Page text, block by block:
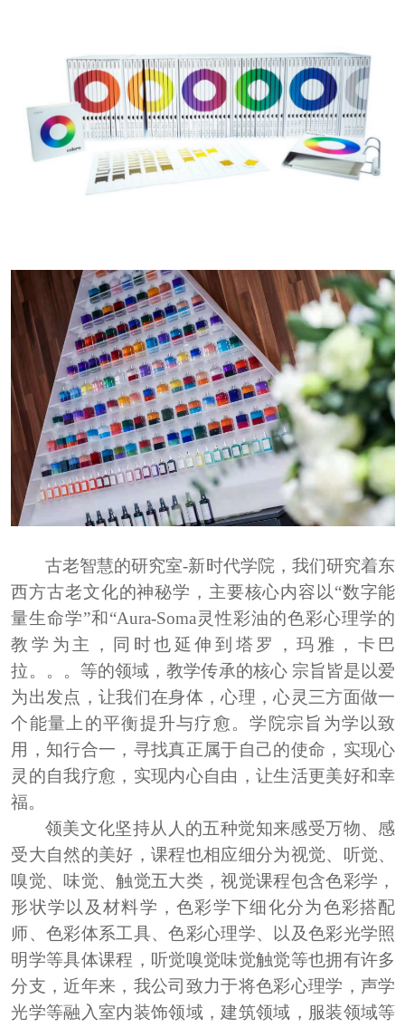
古老智慧的研究室-新时代学院，我们研究着东
西方古老文化的神秘学 ， 主要核心内容以“数字能
量生命学”和“Aura-Soma灵性彩油的色彩心理学的
教学为主
， 同时也延伸到塔罗 ，玛雅 ， 卡巴
拉。。。 等的领域 ，教学传承的核心 宗旨皆是以爱
为出发点 ，让我们在身体 ，心理 ，心灵三方面做一
个能量上的平衡提升与疗愈。学院宗旨为学以致
用 ， 知行合一 ， 寻找真正属于自己的使命 ， 实现心
灵的自我疗愈 ， 实现内心自由 ，让生活更美好和幸
福。
领美文化坚持从人的五种觉知来感受万物、 感
受大自然的美好 ，课程也相应细分为视觉、 听觉、
嗅觉、味觉、触觉五大类 ，视觉课程包含色彩学 ，
形状学以及材料学 ，色彩学下细化分为色彩搭配
师、色彩体系工具、色彩心理学、
以及色彩光学照
明学等具体课程 ， 听觉嗅觉味觉触觉等也拥有许多
分支 ，近年来 ， 我公司致力于将色彩心理学 ， 声学
光学等融入室内装饰领域 ，建筑领域 ， 服装领域等